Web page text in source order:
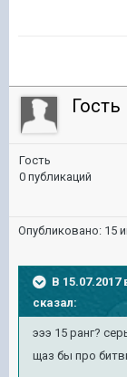
Гость
Гость
0 публикаций
Опубликовано: 15
В 15.07.2017
сказал:
эээ 15 ранг?
щаз бы про